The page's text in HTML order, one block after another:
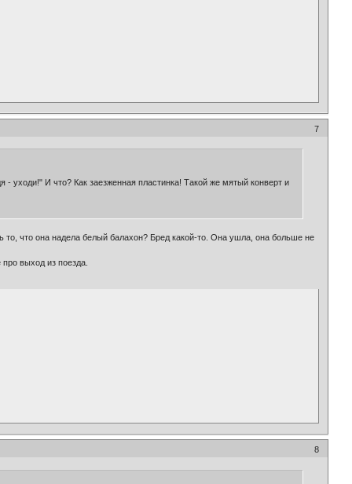
7
уходи!" И что? Как заезженная пластинка! Такой же мятый конверт и
то, что она надела белый балахон? Бред какой-то. Она ушла, она больше не
выход из поезда.
8